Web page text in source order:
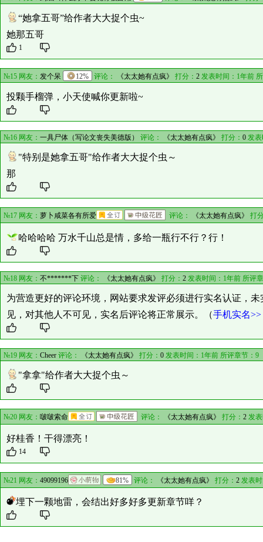
“她拿五哥”给作者大大捉个虫~
她那五哥
1
№15 网友： 发个呆 12% 评论： 《太太她有点疯》 打分： 2 发表时间：1年前
投颗手榴弹，小天使喊你更新啦~
№16 网友： 一具尸体（写论文丧失美德版） 评论： 《太太她有点疯》 打分： 0 发
"特别是她拿五哥"给作者大大捉个虫～
那
№17 网友： 萝卜咸菜各有所爱 评论： 《太太她有点疯》 打
哈哈哈哈 万水千山总是情，多给一瓶行不行？行！
№18 网友： 不*******下 评论： 《太太她有点疯》 打分： 2 发表时间：1年前 所评
为营造更好的评论环境，网站要求发评必须进行实名认证，
见，对其他人不可见，实名后评论将正常展示。（手机实名>>
№19 网友： Cheer 评论： 《太太她有点疯》 打分： 0 发表时间：1年前 所评章节： 9
"拿拿"给作者大大捉个虫～
№20 网友： 啵啵索命 评论： 《太太她有点疯》 打分： 2发表
好桂香！干得漂亮！
14
№21 网友： 49099196 81% 评论： 《太太她有点疯》 打分：2 发表
埋下一颗地雷，会结出好多好多更新章节咩？